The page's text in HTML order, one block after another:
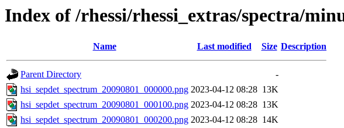
Index of /rhessi/rhessi_extras/spectra/
Name Last modified Size Description
Parent Directory
-
hsi_sepdet_spectrum_20090801_000000.png 2023-04-12 08:28 13K
hsi_sepdet_spectrum_20090801_000100.png 2023-04-12 08:28 13K
hsi_sepdet_spectrum_20090801_000200.png 2023-04-12 08:28 14K